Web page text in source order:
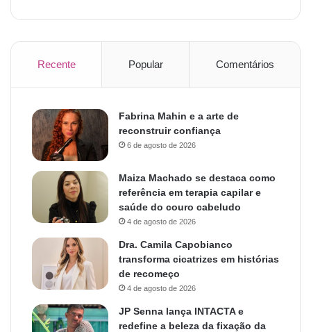
Recente Popular Comentários
Fabrina Mahin e a arte de
reconstruir confiança
6 de agosto de 2026
Maiza Machado se destaca como
referência em terapia capilar e
saúde do couro cabeludo
4 de agosto de 2026
Dra. Camila Capobianco
transforma cicatrizes em histórias
de recomeço
4 de agosto de 2026
JP Senna lança INTACTA e
redefine a beleza da fixação da